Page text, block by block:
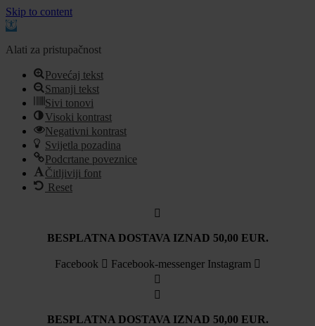
Skip to content
Open
Alati za pristupačnost
Povećaj tekst
Smanji tekst
Sivi tonovi
Visoki kontrast
Negativni kontrast
Svijetla pozadina
Podcrtane poveznice
Čitljiviji font
Reset
BESPLATNA DOSTAVA IZNAD 50,00 EUR.
Facebook Facebook-messenger Instagram
BESPLATNA DOSTAVA IZNAD 50,00 EUR.